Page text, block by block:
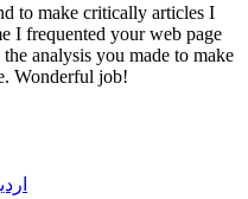
to make critically articles I
I frequented your web page
analysis you made to make
Wonderful job!